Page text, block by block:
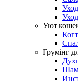
Уют
Грумінг